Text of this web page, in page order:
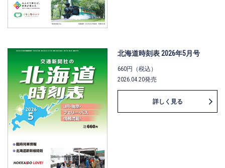
北海道時刻表 2026年5月号
660円（税込）
2026.04.20発売
詳しく見る